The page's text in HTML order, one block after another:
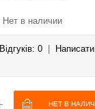
Нет в наличии
Відгуків: 0
Написати